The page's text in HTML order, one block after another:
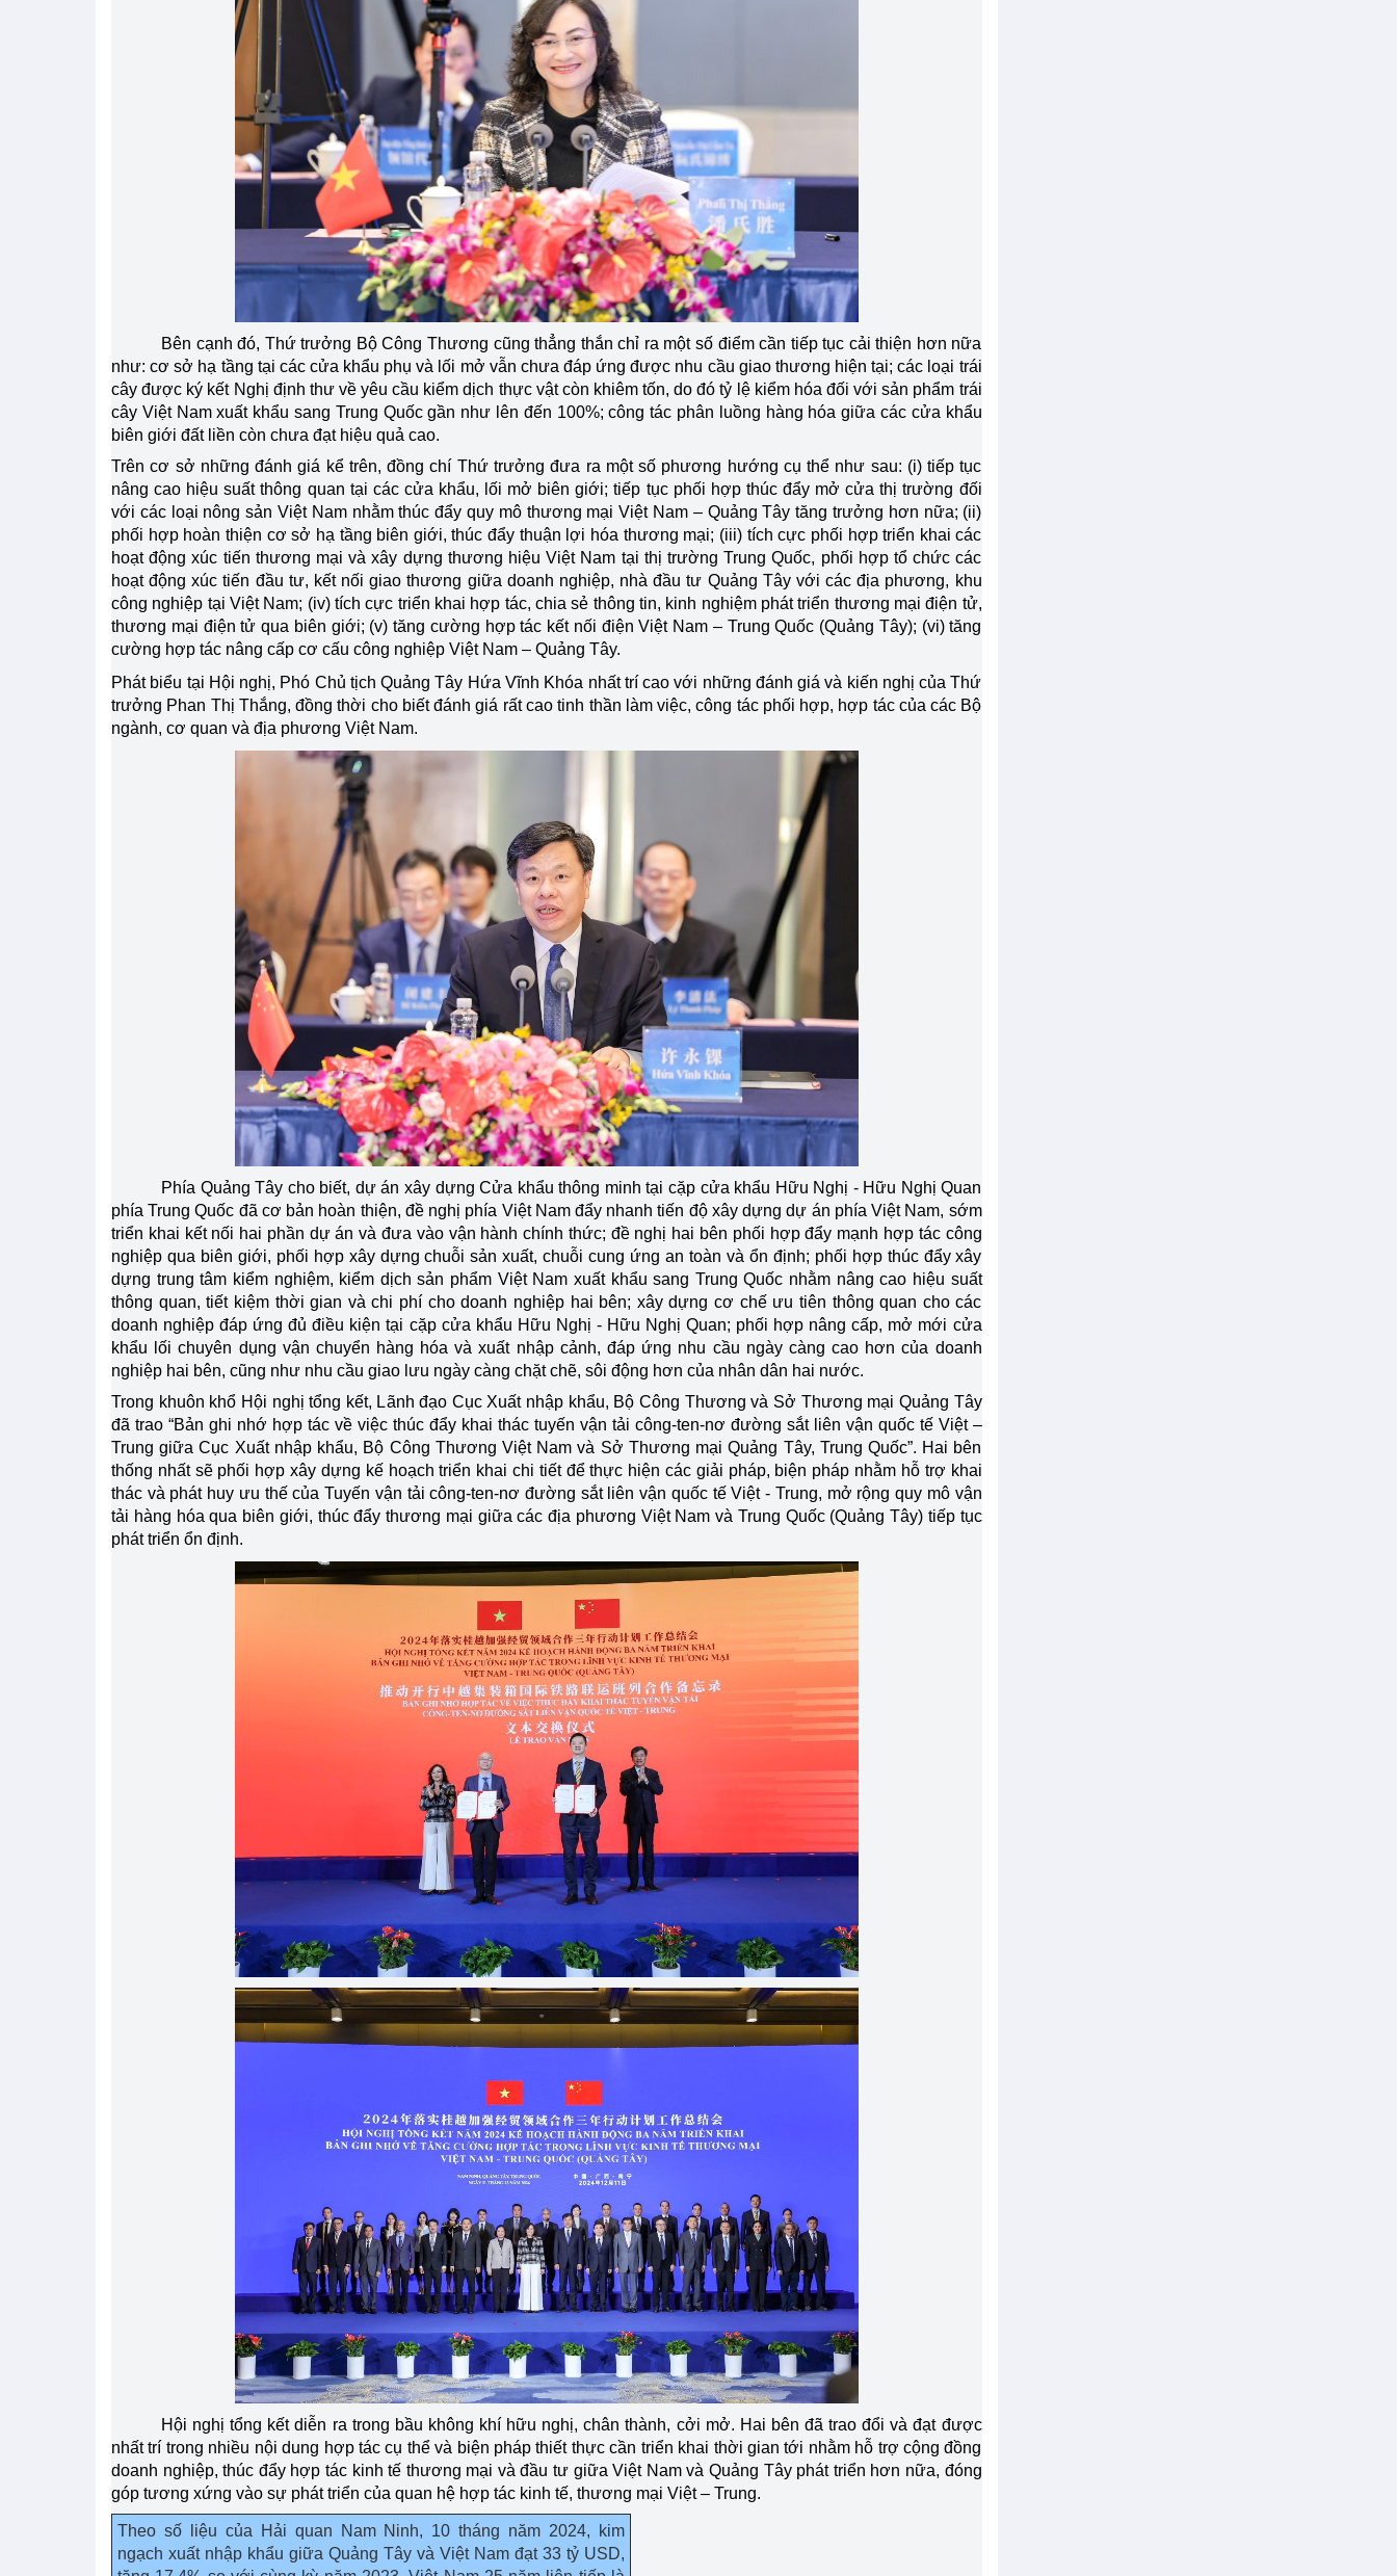
Bên cạnh đó, Thứ trưởng Bộ Công Thương cũng thẳng thắn chỉ ra một số điểm cần tiếp tục cải thiện hơn nữa
như: cơ sở hạ tầng tại các cửa khẩu phụ và lối mở vẫn chưa đáp ứng được nhu cầu giao thương hiện tại; các loại trái
cây được ký kết Nghị định thư về yêu cầu kiểm dịch thực vật còn khiêm tốn, do đó tỷ lệ kiểm hóa đối với sản phẩm trái
cây Việt Nam xuất khẩu sang Trung Quốc gần như lên đến 100%; công tác phân luồng hàng hóa giữa các cửa khẩu
biên giới đất liền còn chưa đạt hiệu quả cao.
Trên cơ sở những đánh giá kể trên, đồng chí Thứ trưởng đưa ra một số phương hướng cụ thể như sau: (i) tiếp tục
nâng cao hiệu suất thông quan tại các cửa khẩu, lối mở biên giới; tiếp tục phối hợp thúc đẩy mở cửa thị trường đối
với các loại nông sản Việt Nam nhằm thúc đẩy quy mô thương mại Việt Nam – Quảng Tây tăng trưởng hơn nữa; (ii)
phối hợp hoàn thiện cơ sở hạ tầng biên giới, thúc đẩy thuận lợi hóa thương mại; (iii) tích cực phối hợp triển khai các
hoạt động xúc tiến thương mại và xây dựng thương hiệu Việt Nam tại thị trường Trung Quốc, phối hợp tổ chức các
hoạt động xúc tiến đầu tư, kết nối giao thương giữa doanh nghiệp, nhà đầu tư Quảng Tây với các địa phương, khu
công nghiệp tại Việt Nam; (iv) tích cực triển khai hợp tác, chia sẻ thông tin, kinh nghiệm phát triển thương mại điện tử,
thương mại điện tử qua biên giới; (v) tăng cường hợp tác kết nối điện Việt Nam – Trung Quốc (Quảng Tây); (vi) tăng
cường hợp tác nâng cấp cơ cấu công nghiệp Việt Nam – Quảng Tây.
Phát biểu tại Hội nghị, Phó Chủ tịch Quảng Tây Hứa Vĩnh Khóa nhất trí cao với những đánh giá và kiến nghị của Thứ
trưởng Phan Thị Thắng, đồng thời cho biết đánh giá rất cao tinh thần làm việc, công tác phối hợp, hợp tác của các Bộ
ngành, cơ quan và địa phương Việt Nam.
Phía Quảng Tây cho biết, dự án xây dựng Cửa khẩu thông minh tại cặp cửa khẩu Hữu Nghị - Hữu Nghị Quan
phía Trung Quốc đã cơ bản hoàn thiện, đề nghị phía Việt Nam đẩy nhanh tiến độ xây dựng dự án phía Việt Nam, sớm
triển khai kết nối hai phần dự án và đưa vào vận hành chính thức; đề nghị hai bên phối hợp đẩy mạnh hợp tác công
nghiệp qua biên giới, phối hợp xây dựng chuỗi sản xuất, chuỗi cung ứng an toàn và ổn định; phối hợp thúc đẩy xây
dựng trung tâm kiểm nghiệm, kiểm dịch sản phẩm Việt Nam xuất khẩu sang Trung Quốc nhằm nâng cao hiệu suất
thông quan, tiết kiệm thời gian và chi phí cho doanh nghiệp hai bên; xây dựng cơ chế ưu tiên thông quan cho các
doanh nghiệp đáp ứng đủ điều kiện tại cặp cửa khẩu Hữu Nghị - Hữu Nghị Quan; phối hợp nâng cấp, mở mới cửa
khẩu lối chuyên dụng vận chuyển hàng hóa và xuất nhập cảnh, đáp ứng nhu cầu ngày càng cao hơn của doanh
nghiệp hai bên, cũng như nhu cầu giao lưu ngày càng chặt chẽ, sôi động hơn của nhân dân hai nước.
Trong khuôn khổ Hội nghị tổng kết, Lãnh đạo Cục Xuất nhập khẩu, Bộ Công Thương và Sở Thương mại Quảng Tây
đã trao “Bản ghi nhớ hợp tác về việc thúc đẩy khai thác tuyến vận tải công-ten-nơ đường sắt liên vận quốc tế Việt –
Trung giữa Cục Xuất nhập khẩu, Bộ Công Thương Việt Nam và Sở Thương mại Quảng Tây, Trung Quốc”. Hai bên
thống nhất sẽ phối hợp xây dựng kế hoạch triển khai chi tiết để thực hiện các giải pháp, biện pháp nhằm hỗ trợ khai
thác và phát huy ưu thế của Tuyến vận tải công-ten-nơ đường sắt liên vận quốc tế Việt - Trung, mở rộng quy mô vận
tải hàng hóa qua biên giới, thúc đẩy thương mại giữa các địa phương Việt Nam và Trung Quốc (Quảng Tây) tiếp tục
phát triển ổn định.
Hội nghị tổng kết diễn ra trong bầu không khí hữu nghị, chân thành, cởi mở. Hai bên đã trao đổi và đạt được
nhất trí trong nhiều nội dung hợp tác cụ thể và biện pháp thiết thực cần triển khai thời gian tới nhằm hỗ trợ cộng đồng
doanh nghiệp, thúc đẩy hợp tác kinh tế thương mại và đầu tư giữa Việt Nam và Quảng Tây phát triển hơn nữa, đóng
góp tương xứng vào sự phát triển của quan hệ hợp tác kinh tế, thương mại Việt – Trung.
Theo số liệu của Hải quan Nam Ninh, 10 tháng năm 2024, kim
ngạch xuất nhập khẩu giữa Quảng Tây và Việt Nam đạt 33 tỷ USD,